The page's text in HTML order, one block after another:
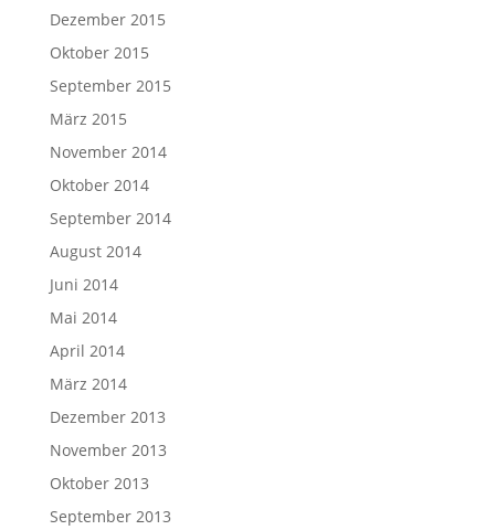
Dezember 2015
Oktober 2015
September 2015
März 2015
November 2014
Oktober 2014
September 2014
August 2014
Juni 2014
Mai 2014
April 2014
März 2014
Dezember 2013
November 2013
Oktober 2013
September 2013